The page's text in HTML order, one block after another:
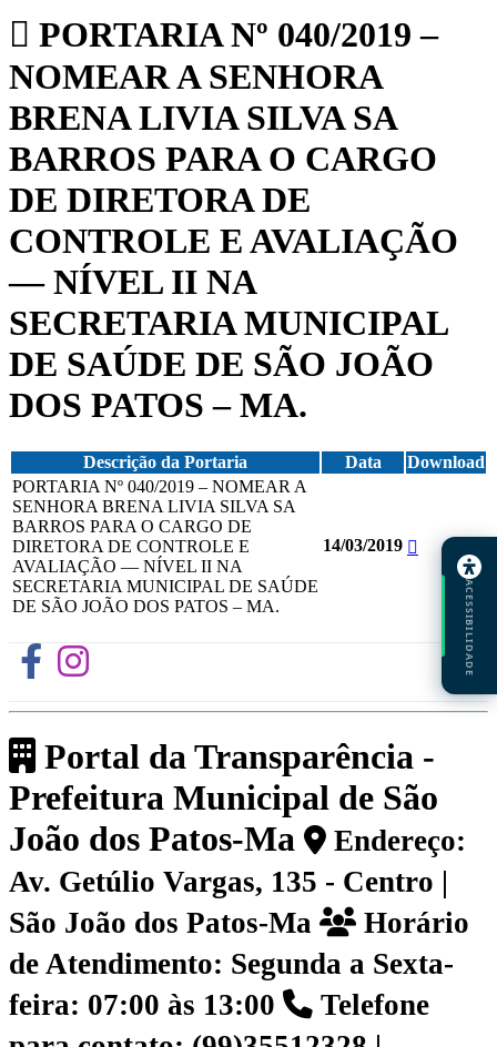
PORTARIA Nº 040/2019 –
NOMEAR A SENHORA
BRENA LIVIA SILVA SA
BARROS PARA O CARGO
DE DIRETORA DE
CONTROLE E AVALIAÇÃO
— NÍVEL II NA
SECRETARIA MUNICIPAL
DE SAÚDE DE SÃO JOÃO
DOS PATOS – MA.
Descrição da Portaria Data
Download
PORTARIA Nº 040/2019 – NOMEAR A
SENHORA BRENA LIVIA SILVA SA
BARROS PARA O CARGO DE
DIRETORA DE CONTROLE E
AVALIAÇÃO — NÍVEL II NA
SECRETARIA MUNICIPAL DE SAÚDE
DE SÃO JOÃO DOS PATOS – MA.
14/03/2019
Portal da Transparência -
Prefeitura Municipal de São
João dos Patos-Ma
Endereço:
Av. Getúlio Vargas, 135 - Centro |
São João dos Patos-Ma
Horário
de Atendimento: Segunda a Sexta-
feira: 07:00 às 13:00
Telefone
ACESSIBILIDADE